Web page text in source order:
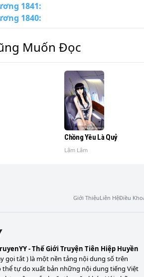
yêu, đôi bên lạnh nhạt thì nên
âm thầm
sắp đặt, kết hôn chưa được 3
hai người này. Họ còn nghĩ thời
ngờ
thấy chỉ thấy tờ đơn thoả
trứng tao ăn cho rồi... con với cái."
"..."
1841:
1840:
Muốn Đọc
Chồng Yêu Là Quỷ
Lâm Lâm
Giới ThiệuLiên HệĐiều
- Thế Giới Truyện Tiên Hiệp Huyền
gọi tắt ) là một nền tảng nội dung số trên
thể tự do xuất bản những nội dung tiếng Việt